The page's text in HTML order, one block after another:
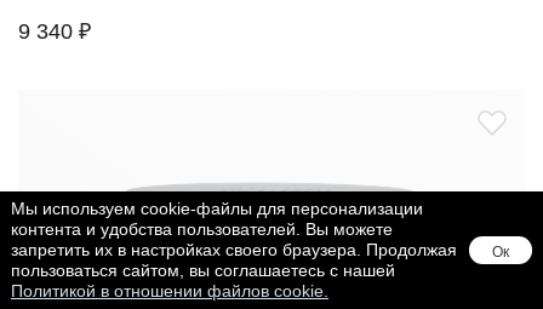
9 340 ₽
Мы используем cookie-файлы для персонализации
контента и удобства пользователей. Вы можете
запретить их в настройках своего браузера. Продолжая
пользоваться сайтом, вы соглашаетесь с нашей
Политикой в отношении файлов cookie.
Ок